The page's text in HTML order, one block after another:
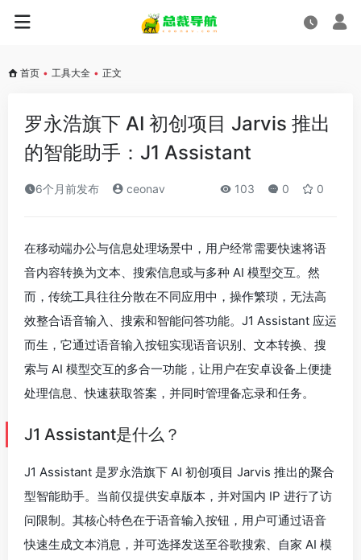
首页 • 工具大全 • 正文
罗永浩旗下 AI 初创项目 Jarvis 推出
的智能助手：J1 Assistant
6个月前发布 ceonav 103 0 0
在移动端办公与信息处理场景中，用户经常需要快速将语
音内容转换为文本、搜索信息或与多种 AI 模型交互。然
而，传统工具往往分散在不同应用中，操作繁琐，无法高
效整合语音输入、搜索和智能问答功能。J1 Assistant 应运
而生，它通过语音输入按钮实现语音识别、文本转换、搜
索与 AI 模型交互的多合一功能，让用户在安卓设备上便捷
处理信息、快速获取答案，并同时管理备忘录和任务。
J1 Assistant是什么？
J1 Assistant 是罗永浩旗下 AI 初创项目 Jarvis 推出的聚合
型智能助手。当前仅提供安卓版本，并对国内 IP 进行了访
问限制。其核心特色在于语音输入按钮，用户可通过语音
快速生成文本消息，并可选择发送至谷歌搜索、自家 AI 模